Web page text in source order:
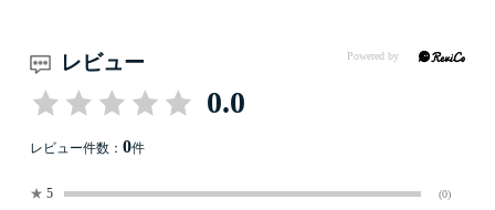
レビュー
0.0
レビュー件数： 0件
★ 5 (0)